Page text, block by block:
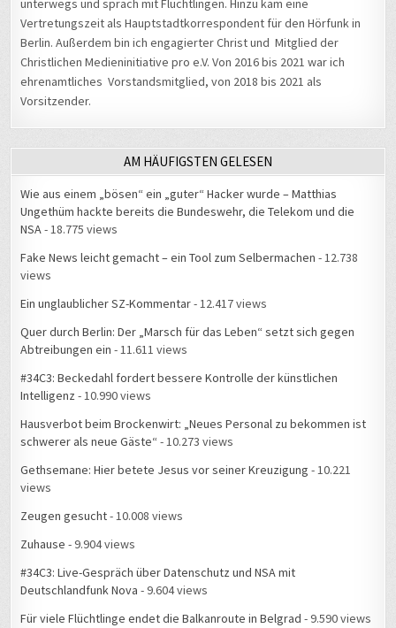
unterwegs und sprach mit Flüchtlingen. Hinzu kam eine
Vertretungszeit als Hauptstadtkorrespondent für den Hörfunk in
Berlin. Außerdem bin ich engagierter Christ und Mitglied der
Christlichen Medieninitiative pro e.V. Von 2016 bis 2021 war ich
ehrenamtliches Vorstandsmitglied, von 2018 bis 2021 als
Vorsitzender.
AM HÄUFIGSTEN GELESEN
Wie aus einem „bösen“ ein „guter“ Hacker wurde – Matthias
Ungethüm hackte bereits die Bundeswehr, die Telekom und die
NSA- 18.775 views
Fake News leicht gemacht – ein Tool zum Selbermachen - 12.738
views
Ein unglaublicher SZ-Kommentar- 12.417 views
Quer durch Berlin: Der „Marsch für das Leben“ setzt sich gegen
Abtreibungen ein - 11.611 views
#34C3: Beckedahl fordert bessere Kontrolle der künstlichen
Intelligenz - 10.990 views
Hausverbot beim Brockenwirt: „Neues Personal zu bekommen ist
schwerer als neue Gäste“ - 10.273 views
Gethsemane: Hier betete Jesus vor seiner Kreuzigung - 10.221
views
Zeugen gesucht- 10.008 views
Zuhause - 9.904 views
#34C3: Live-Gespräch über Datenschutz und NSA mit
Deutschlandfunk Nova - 9.604 views
Für viele Flüchtlinge endet die Balkanroute in Belgrad - 9.590 views